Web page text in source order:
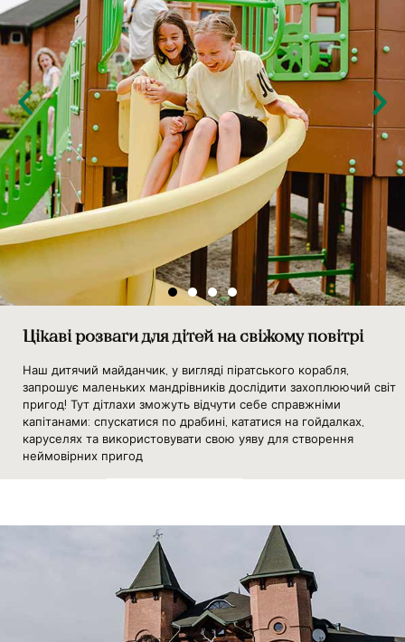
Цікаві розваги для дітей на свіжому повітрі
Наш дитячий майданчик, у вигляді піратського корабля,
запрошує маленьких мандрівників дослідити захоплюючий світ
пригод! Тут дітлахи зможуть відчути себе справжніми
капітанами: спускатися по драбині, кататися на гойдалках,
каруселях та використовувати свою уяву для створення
неймовірних пригод